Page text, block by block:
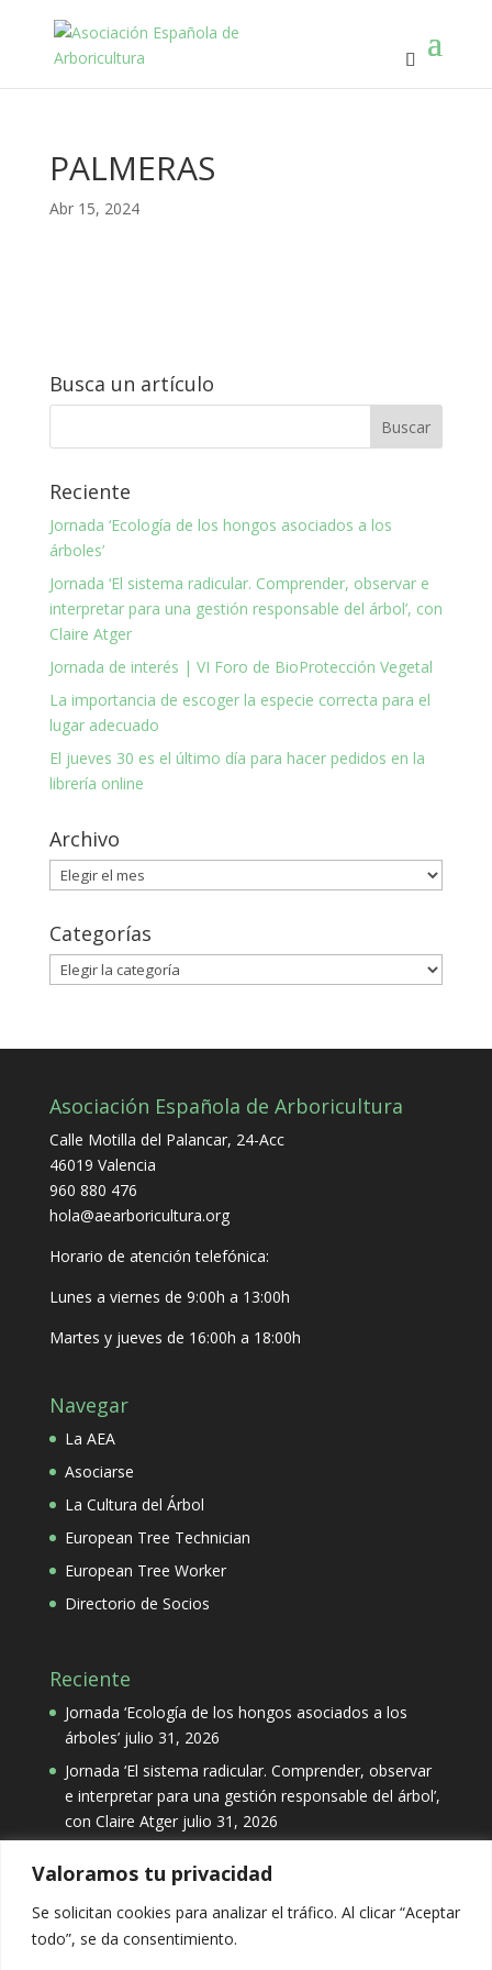
Valoramos tu privacidad
Se solicitan cookies para analizar el tráfico. Al clicar “Aceptar
todo”, se da consentimiento.
PALMERAS
Abr 15, 2024
Busca un artículo
Reciente
Jornada ‘Ecología de los hongos asociados a los
árboles’
Jornada ‘El sistema radicular. Comprender, observar e
interpretar para una gestión responsable del árbol’, con
Claire Atger
Jornada de interés | VI Foro de BioProtección Vegetal
La importancia de escoger la especie correcta para el
lugar adecuado
El jueves 30 es el último día para hacer pedidos en la
librería online
Archivo
Archivo
Categorías
Categorías
Asociación Española de Arboricultura
Calle Motilla del Palancar, 24-Acc
46019 Valencia
960 880 476
hola@aearboricultura.org
Horario de atención telefónica:
Lunes a viernes de 9:00h a 13:00h
Martes y jueves de 16:00h a 18:00h
Navegar
La AEA
Asociarse
La Cultura del Árbol
European Tree Technician
European Tree Worker
Directorio de Socios
Reciente
Jornada ‘Ecología de los hongos asociados a los
árboles’ julio 31, 2026
Jornada ‘El sistema radicular. Comprender, observar
e interpretar para una gestión responsable del árbol’,
con Claire Atger julio 31, 2026
Categorías